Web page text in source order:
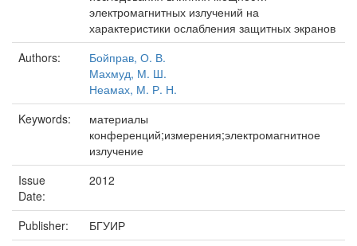
электромагнитных излучений на
характеристики ослабления защитных экранов
Authors:
Бойправ, О. В.
Махмуд, М. Ш.
Неамах, М. Р. Н.
Keywords:
материалы
конференций;измерения;электромагнитное
излучение
Issue
Date:
2012
Publisher:
БГУИР